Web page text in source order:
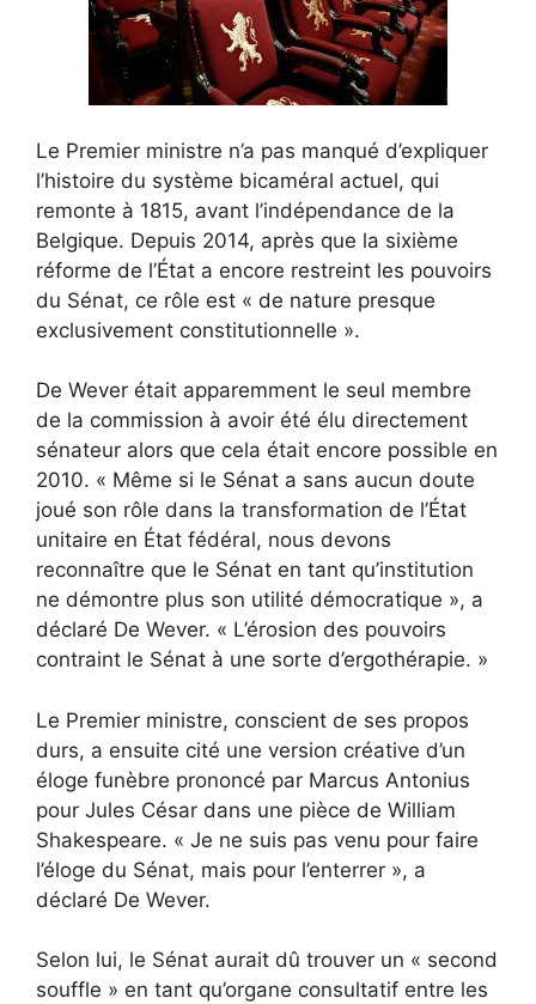
Le Premier ministre n’a pas manqué d’expliquer
l’histoire du système bicaméral actuel, qui
remonte à 1815, avant l’indépendance de la
Belgique. Depuis 2014, après que la sixième
réforme de l’État a encore restreint les pouvoirs
du Sénat, ce rôle est « de nature presque
exclusivement constitutionnelle ».
De Wever était apparemment le seul membre
de la commission à avoir été élu directement
sénateur alors que cela était encore possible en
2010. « Même si le Sénat a sans aucun doute
joué son rôle dans la transformation de l’État
unitaire en État fédéral, nous devons
reconnaître que le Sénat en tant qu’institution
ne démontre plus son utilité démocratique », a
déclaré De Wever. « L’érosion des pouvoirs
contraint le Sénat à une sorte d’ergothérapie. »
Le Premier ministre, conscient de ses propos
durs, a ensuite cité une version créative d’un
éloge funèbre prononcé par Marcus Antonius
pour Jules César dans une pièce de William
Shakespeare. « Je ne suis pas venu pour faire
l’éloge du Sénat, mais pour l’enterrer », a
déclaré De Wever.
Selon lui, le Sénat aurait dû trouver un « second
souffle » en tant qu’organe consultatif entre les